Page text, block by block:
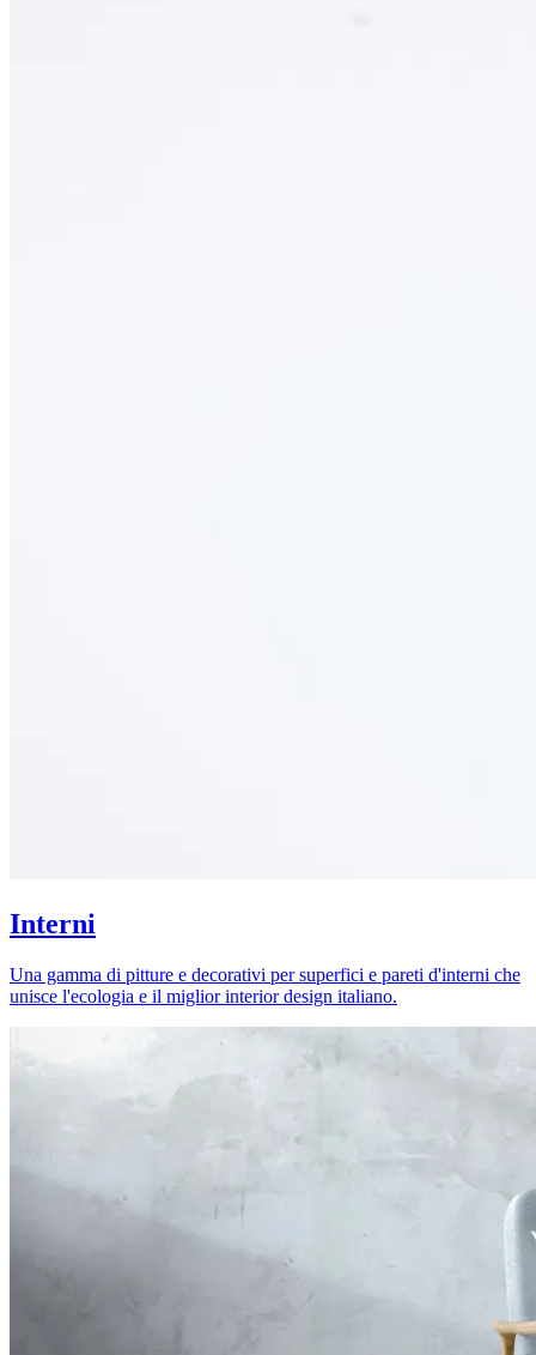
Interni
Una gamma di pitture e decorativi per superfici e pareti d'interni che
unisce l'ecologia e il miglior interior design italiano.